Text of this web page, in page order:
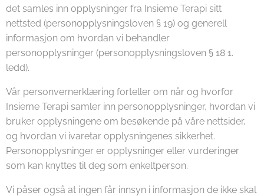
det samles inn opplysninger fra Insieme Terapi sitt
nettsted (personopplysningsloven § 19) og generell
informasjon om hvordan vi behandler
personopplysninger (personopplysningsloven § 18 1.
ledd).
Vår personvernerklæring forteller om når og hvorfor
Insieme Terapi samler inn personopplysninger, hvordan vi
bruker opplysningene om besøkende på våre nettsider,
og hvordan vi ivaretar opplysningenes sikkerhet.
Personopplysninger er opplysninger eller vurderinger
som kan knyttes til deg som enkeltperson.
Vi påser også at ingen får innsyn i informasjon de ikke skal